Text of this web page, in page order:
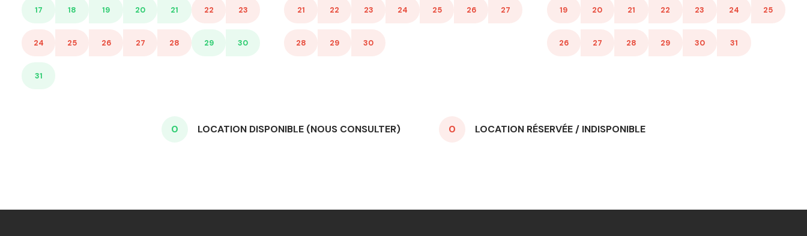
17 18 19 20 21 22 23
24 25 26 27 28 29 30
31
21 22 23 24 25 26 27
28 29 30
19 20 21 22 23 24 25
26 27 28 29 30 31
0 LOCATION DISPONIBLE (NOUS CONSULTER) 0 LOCATION RÉSERVÉE / INDISPONIBLE